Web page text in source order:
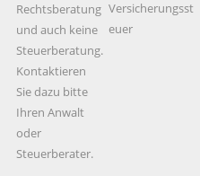
Rechtsberatung
und auch keine
Steuerberatung.
Kontaktieren
Sie dazu bitte
Ihren Anwalt
oder
Steuerberater.
Versicherungsst
euer